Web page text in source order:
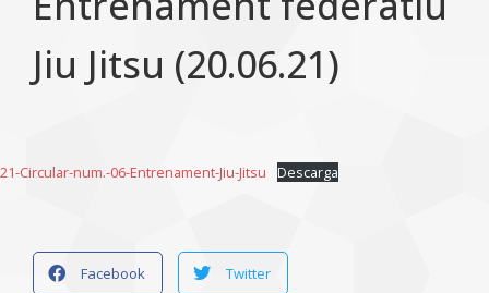
Jiu Jitsu (20.06.21)
21-Circular-num.-06-Entrenament-Jiu-Jitsu Descarga
Facebook Twitter